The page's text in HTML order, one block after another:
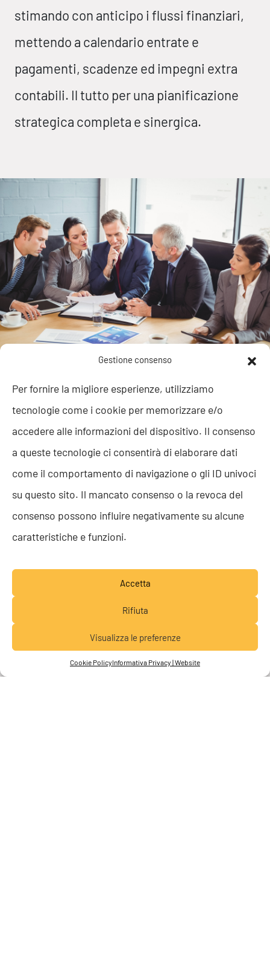
Gestione consenso
Per fornire la migliore esperienze, utilizziamo
tecnologie come i cookie per memorizzare e/o
accedere alle informazioni del dispositivo. Il consenso
a queste tecnologie ci consentirà di elaborare dati
come il comportamento di navigazione o gli ID univoci
su questo sito. Il mancato consenso o la revoca del
consenso possono influire negativamente su alcune
caratteristiche e funzioni.
Accetta
Rifiuta
Visualizza le preferenze
Cookie PolicyInformativa Privacy | Website
Lavora con noi
stimando con anticipo i flussi finanziari,
mettendo a calendario entrate e
pagamenti, scadenze ed impegni extra
contabili. Il tutto per una pianificazione
strategica completa e sinergica.
STRUTTURA FINANZIARIA E
TRAIETTORIA DI SVILUPPO
AZIENDALE
Definiremo le strategie alla base di una
solida struttura patrimoniale-
livello di indebitamento, dinamiche
settoriali e risorse aziendali.
Svilupperemo quindi unBusiness Plan
gettando le basi per un percorso di